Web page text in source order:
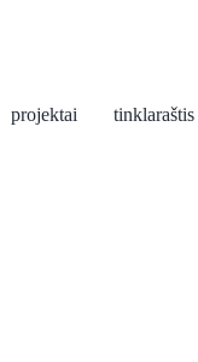
projektai tinklaraštis